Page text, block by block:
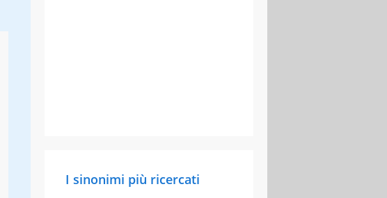
I sinonimi più ricercati